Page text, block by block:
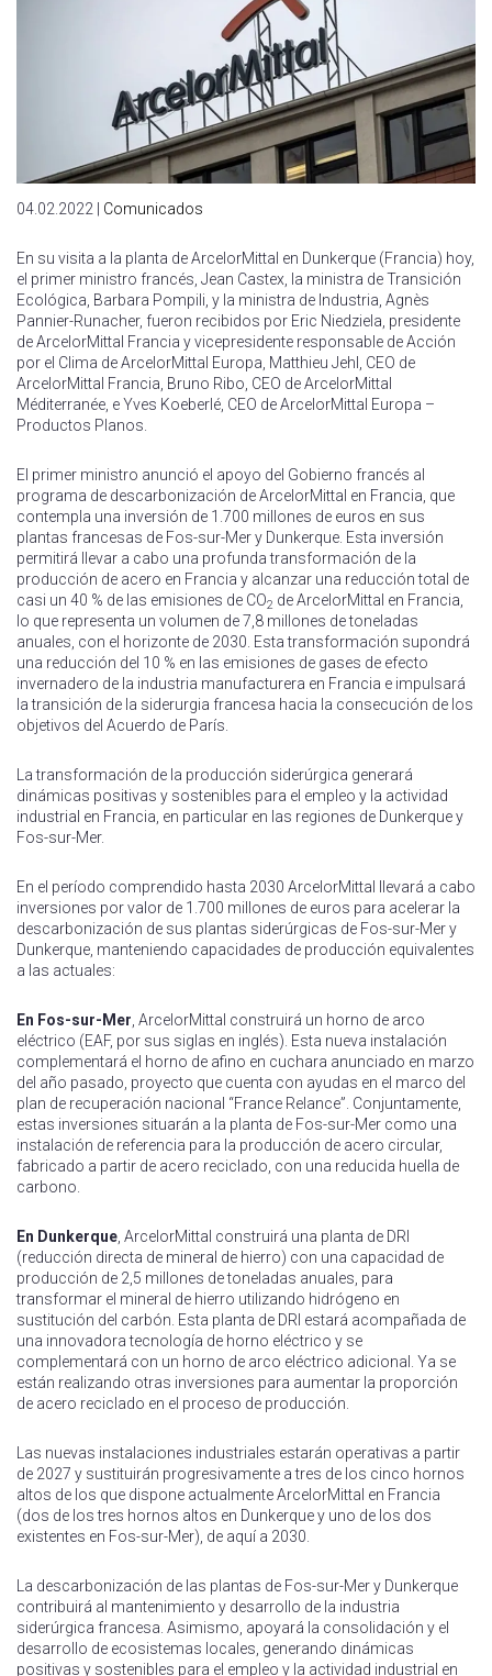
04.02.2022 | Comunicados
En su visita a la planta de ArcelorMittal en Dunkerque (Francia) hoy,
el primer ministro francés, Jean Castex, la ministra de Transición
Ecológica, Barbara Pompili, y la ministra de Industria, Agnès
Pannier-Runacher, fueron recibidos por Eric Niedziela, presidente
de ArcelorMittal Francia y vicepresidente responsable de Acción
por el Clima de ArcelorMittal Europa, Matthieu Jehl, CEO de
ArcelorMittal Francia, Bruno Ribo, CEO de ArcelorMittal
Méditerranée, e Yves Koeberlé, CEO de ArcelorMittal Europa –
Productos Planos.
El primer ministro anunció el apoyo del Gobierno francés al
programa de descarbonización de ArcelorMittal en Francia, que
contempla una inversión de 1.700 millones de euros en sus
plantas francesas de Fos-sur-Mer y Dunkerque. Esta inversión
permitirá llevar a cabo una profunda transformación de la
producción de acero en Francia y alcanzar una reducción total de
casi un 40 % de las emisiones de CO2 de ArcelorMittal en Francia,
lo que representa un volumen de 7,8 millones de toneladas
anuales, con el horizonte de 2030. Esta transformación supondrá
una reducción del 10 % en las emisiones de gases de efecto
invernadero de la industria manufacturera en Francia e impulsará
la transición de la siderurgia francesa hacia la consecución de los
objetivos del Acuerdo de París.
La transformación de la producción siderúrgica generará
dinámicas positivas y sostenibles para el empleo y la actividad
industrial en Francia, en particular en las regiones de Dunkerque y
Fos-sur-Mer.
En el período comprendido hasta 2030 ArcelorMittal llevará a cabo
inversiones por valor de 1.700 millones de euros para acelerar la
descarbonización de sus plantas siderúrgicas de Fos-sur-Mer y
Dunkerque, manteniendo capacidades de producción equivalentes
a las actuales:
En Fos-sur-Mer , ArcelorMittal construirá un horno de arco
eléctrico (EAF, por sus siglas en inglés). Esta nueva instalación
complementará el horno de afino en cuchara anunciado en marzo
del año pasado, proyecto que cuenta con ayudas en el marco del
plan de recuperación nacional “France Relance”. Conjuntamente,
estas inversiones situarán a la planta de Fos-sur-Mer como una
instalación de referencia para la producción de acero circular,
fabricado a partir de acero reciclado, con una reducida huella de
carbono.
En Dunkerque , ArcelorMittal construirá una planta de DRI
(reducción directa de mineral de hierro) con una capacidad de
producción de 2,5 millones de toneladas anuales, para
transformar el mineral de hierro utilizando hidrógeno en
sustitución del carbón. Esta planta de DRI estará acompañada de
una innovadora tecnología de horno eléctrico y se
complementará con un horno de arco eléctrico adicional. Ya se
están realizando otras inversiones para aumentar la proporción
de acero reciclado en el proceso de producción.
Las nuevas instalaciones industriales estarán operativas a partir
de 2027 y sustituirán progresivamente a tres de los cinco hornos
altos de los que dispone actualmente ArcelorMittal en Francia
(dos de los tres hornos altos en Dunkerque y uno de los dos
existentes en Fos-sur-Mer), de aquí a 2030.
La descarbonización de las plantas de Fos-sur-Mer y Dunkerque
contribuirá al mantenimiento y desarrollo de la industria
siderúrgica francesa. Asimismo, apoyará la consolidación y el
desarrollo de ecosistemas locales, generando dinámicas
positivas y sostenibles para el empleo y la actividad industrial en